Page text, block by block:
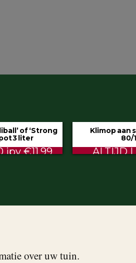
pot 1.5 liter
cm
€2.50
Hedera helix
over uw tuin.